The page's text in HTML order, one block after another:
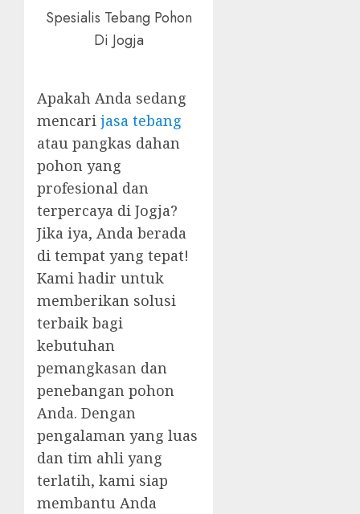
Spesialis Tebang Pohon
Di Jogja
Apakah Anda sedang
mencari jasa tebang
atau pangkas dahan
pohon yang
profesional dan
terpercaya di Jogja?
Jika iya, Anda berada
di tempat yang tepat!
Kami hadir untuk
memberikan solusi
terbaik bagi
kebutuhan
pemangkasan dan
penebangan pohon
Anda. Dengan
pengalaman yang luas
dan tim ahli yang
terlatih, kami siap
membantu Anda